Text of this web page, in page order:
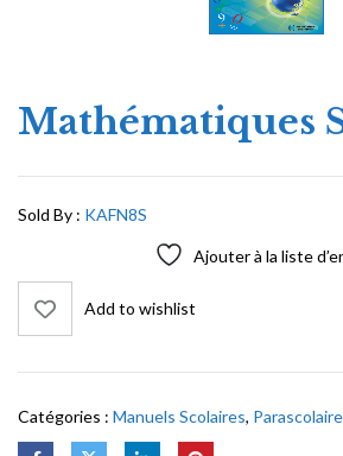
Mathématiques
Sold By : KAFN8S
Ajouter à la liste
Add to wishlist
Catégories : Manuels Scolaires,